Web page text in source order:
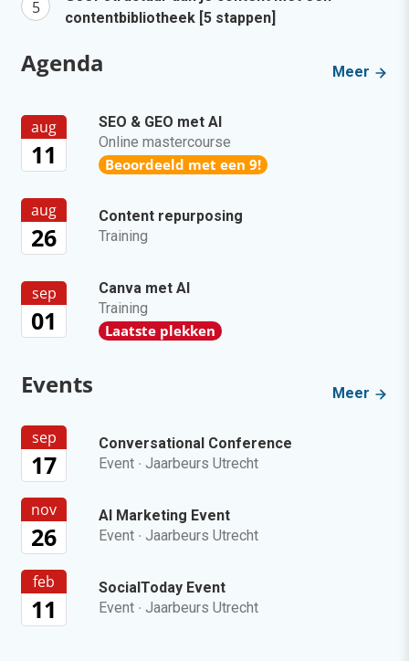
contentbibliotheek [5 stappen]
Agenda Meer
aug
11
SEO & GEO met AI
Online mastercourse
Beoordeeld met een 9!
aug
26
Content repurposing
Training
sep
01
Canva met AI
Training
Laatste plekken
Events Meer
sep
17
Conversational Conference
Event · Jaarbeurs Utrecht
nov
26
AI Marketing Event
Event · Jaarbeurs Utrecht
feb
11
SocialToday Event
Event · Jaarbeurs Utrecht